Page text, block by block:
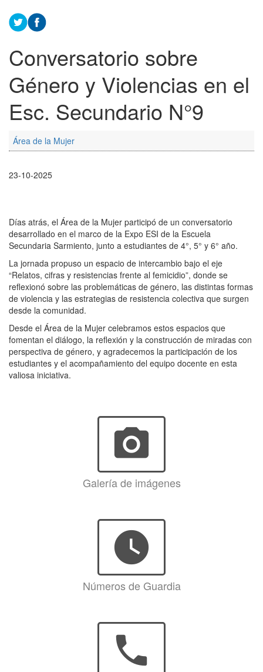
Conversatorio sobre
Género y Violencias en el
Esc. Secundario N°9
Área de la Mujer
23-10-2025
Días atrás, el Área de la Mujer participó de un conversatorio
desarrollado en el marco de la Expo ESI de la Escuela
Secundaria Sarmiento, junto a estudiantes de 4°, 5° y 6° año.
La jornada propuso un espacio de intercambio bajo el eje
“Relatos, cifras y resistencias frente al femicidio”, donde se
reflexionó sobre las problemáticas de género, las distintas formas
de violencia y las estrategias de resistencia colectiva que surgen
desde la comunidad.
Desde el Área de la Mujer celebramos estos espacios que
fomentan el diálogo, la reflexión y la construcción de miradas con
perspectiva de género, y agradecemos la participación de los
estudiantes y el acompañamiento del equipo docente en esta
valiosa iniciativa.
photo_camera
Galería de imágenes
watch_later
Números de Guardia
phone